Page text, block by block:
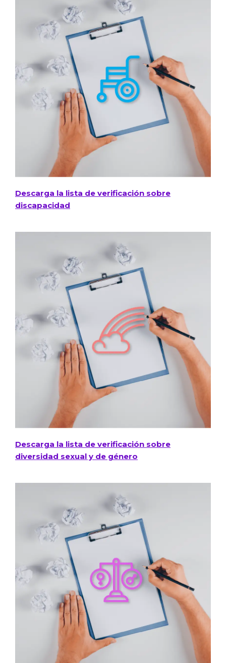
Descarga la lista de verificación sobre
discapacidad
Descarga la lista de verificación sobre
diversidad sexual y de género